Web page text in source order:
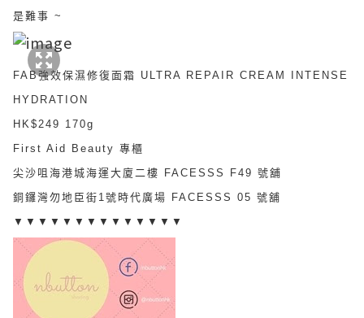
是難事 ~
FAB強效保濕修復面霜 ULTRA REPAIR CREAM INTENSE
HYDRATION
HK$249 170g
First Aid Beauty 專櫃
尖沙咀海港城海運大廈二樓 FACESSS F49 號舖
銅鑼灣勿地臣街1號時代廣場 FACESSS 05 號舖
▼▼▼▼▼▼▼▼▼▼▼▼▼▼